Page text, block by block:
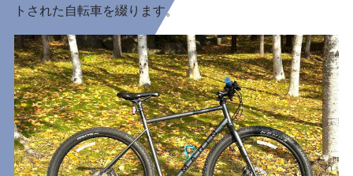
トされた自転車を綴ります。